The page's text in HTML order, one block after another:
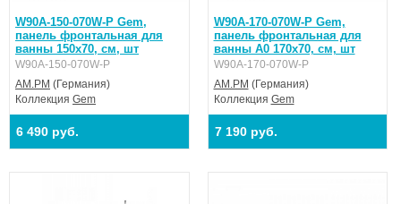
W90A-150-070W-P Gem,
панель фронтальная для
ванны 150х70, см, шт
W90A-150-070W-P
AM.PM (Германия)
Коллекция Gem
6 490 руб.
W90A-170-070W-P Gem,
панель фронтальная для
ванны А0 170х70, см, шт
W90A-170-070W-P
AM.PM (Германия)
Коллекция Gem
7 190 руб.